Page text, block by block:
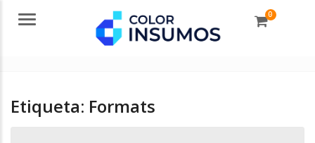
Menu 0
Etiqueta: Formats